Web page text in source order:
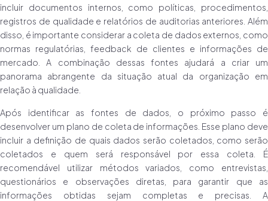
incluir documentos internos, como políticas, procedimentos,
registros de qualidade e relatórios de auditorias anteriores. Além
disso, é importante considerar a coleta de dados externos, como
normas regulatórias, feedback de clientes e informações de
mercado. A combinação dessas fontes ajudará a criar um
panorama abrangente da situação atual da organização em
relação à qualidade.
Após identificar as fontes de dados, o próximo passo é
desenvolver um plano de coleta de informações. Esse plano deve
incluir a definição de quais dados serão coletados, como serão
coletados e quem será responsável por essa coleta. É
recomendável utilizar métodos variados, como entrevistas,
questionários e observações diretas, para garantir que as
informações obtidas sejam completas e precisas. A